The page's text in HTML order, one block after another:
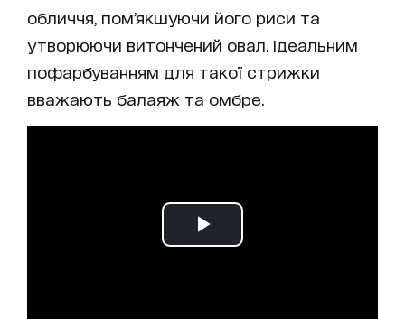
обличчя, пом’якшуючи його риси та
утворюючи витончений овал. Ідеальним
пофарбуванням для такої стрижки
вважають балаяж та омбре.